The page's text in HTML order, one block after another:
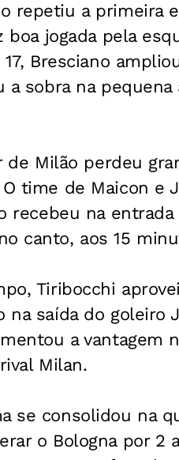
repetiu a primeira
boa jogada pela
Bresciano
sobra na
de Milão perdeu
time de Maicon e
recebeu na
canto, aos 15
Tiribocchi
saída do goleiro
a vantagem
Milan.
se consolidou na
o Bologna por 2